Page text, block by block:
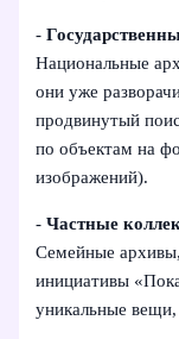
-
Национальные
они уже
продвинутый
по объектам на
изображений).
-Частные
Семейные
инициативы
уникальные